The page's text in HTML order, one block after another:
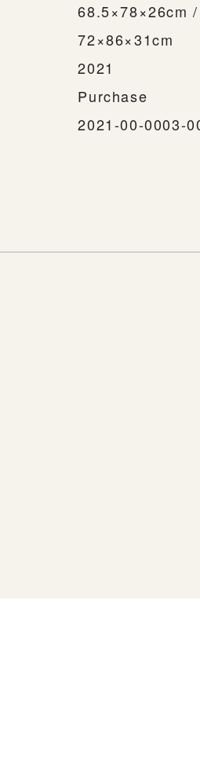
68.5×78×26cm
72×86×31cm
2021
Purchase
2021-00-0003-